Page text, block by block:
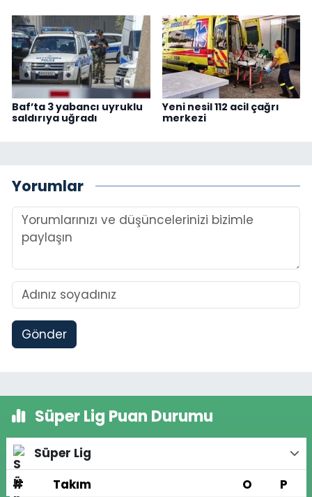
Baf’ta 3 yabancı uyruklu
saldırıya uğradı
Yeni nesil 112 acil çağrı
merkezi
Yorumlar
Gönder
Süper Lig Puan Durumu
Süper Lig
#
Takım O P